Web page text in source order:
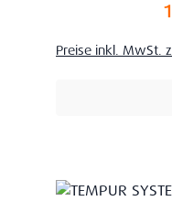
Verkaufspreis:
Preise inkl. MwSt.